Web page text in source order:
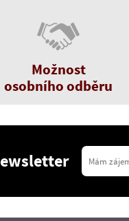
Možnost
osobního odběru